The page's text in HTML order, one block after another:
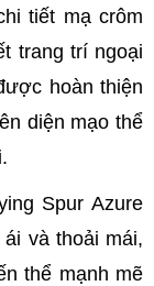
tiết mạ crôm
trang trí ngoại
hoàn thiện
diện mạo thể
Spur Azure
và thoải mái,
thể mạnh mẽ